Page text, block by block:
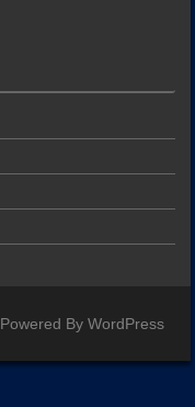
Powered By WordPress